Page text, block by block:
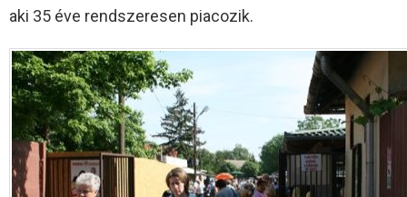
aki 35 éve rendszeresen piacozik.